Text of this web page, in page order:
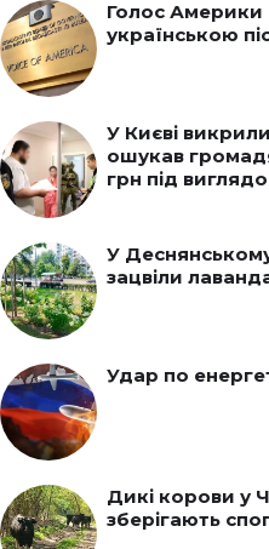
Голос Америки
українською
У Києві
ошукав
грн під
У
зацвіли
Удар по
Дикі корови у
зберігають